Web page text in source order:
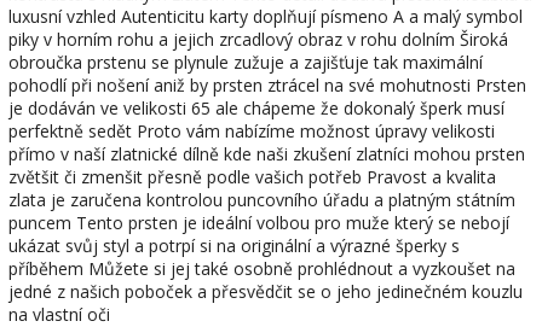
luxusní vzhled Autenticitu karty doplňují písmeno A a malý symbol
piky v horním rohu a jejich zrcadlový obraz v rohu dolním Široká
obroučka prstenu se plynule zužuje a zajišťuje tak maximální
pohodlí při nošení aniž by prsten ztrácel na své mohutnosti Prsten
je dodáván ve velikosti 65 ale chápeme že dokonalý šperk musí
perfektně sedět Proto vám nabízíme možnost úpravy velikosti
přímo v naší zlatnické dílně kde naši zkušení zlatníci mohou prsten
zvětšit či zmenšit přesně podle vašich potřeb Pravost a kvalita
zlata je zaručena kontrolou puncovního úřadu a platným státním
puncem Tento prsten je ideální volbou pro muže který se nebojí
ukázat svůj styl a potrpí si na originální a výrazné šperky s
příběhem Můžete si jej také osobně prohlédnout a vyzkoušet na
jedné z našich poboček a přesvědčit se o jeho jedinečném kouzlu
na vlastní oči